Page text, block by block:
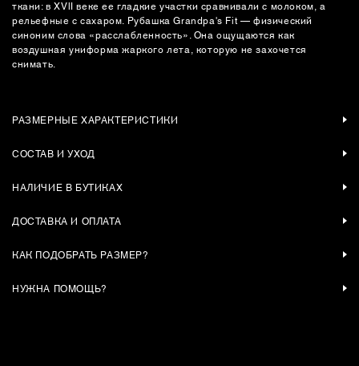
ткани: в XVlI веке ее гладкие участки сравнивали с молоком, а
рельефные с сахаром. Рубашка Grandpa's Fit — физический
синоним слова «расслабленность». Она ощущаются как
воздушная униформа жаркого лета, которую не захочется
снимать.
РАЗМЕРНЫЕ ХАРАКТЕРИСТИКИ
СОСТАВ И УХОД
НАЛИЧИЕ В БУТИКАХ
ДОСТАВКА И ОПЛАТА
КАК ПОДОБРАТЬ РАЗМЕР?
НУЖНА ПОМОЩЬ?